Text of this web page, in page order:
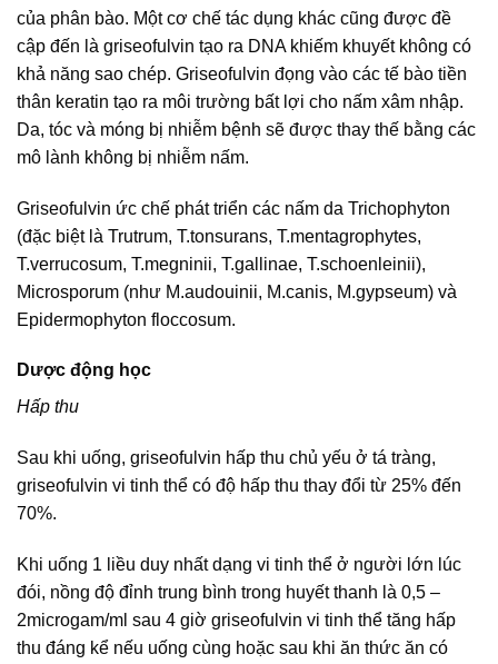
của phân bào. Một cơ chế tác dụng khác cũng được đề
cập đến là griseofulvin tạo ra DNA khiếm khuyết không có
khả năng sao chép. Griseofulvin đọng vào các tế bào tiền
thân keratin tạo ra môi trường bất lợi cho nấm xâm nhập.
Da, tóc và móng bị nhiễm bệnh sẽ được thay thế bằng các
mô lành không bị nhiễm nấm.
Griseofulvin ức chế phát triển các nấm da Trichophyton
(đặc biệt là Trutrum, T.tonsurans, T.mentagrophytes,
T.verrucosum, T.megninii, T.gallinae, T.schoenleinii),
Microsporum (như M.audouinii, M.canis, M.gypseum) và
Epidermophyton floccosum.
Dược động học
Hấp thu
Sau khi uống, griseofulvin hấp thu chủ yếu ở tá tràng,
griseofulvin vi tinh thể có độ hấp thu thay đổi từ 25% đến
70%.
Khi uống 1 liều duy nhất dạng vi tinh thể ở người lớn lúc
đói, nồng độ đỉnh trung bình trong huyết thanh là 0,5 –
2microgam/ml sau 4 giờ griseofulvin vi tinh thể tăng hấp
thu đáng kể nếu uống cùng hoặc sau khi ăn thức ăn có